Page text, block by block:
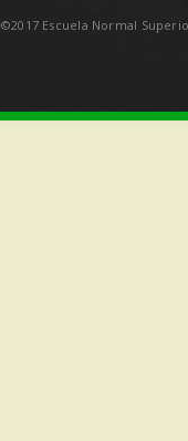
©2017 Escuela Normal